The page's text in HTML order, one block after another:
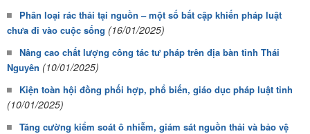
Phân loại rác thải tại nguồn – một số bất cập khiến pháp luật
chưa đi vào cuộc sống (16/01/2025)
Nâng cao chất lượng công tác tư pháp trên địa bàn tỉnh Thái
Nguyên (10/01/2025)
Kiện toàn hội đồng phối hợp, phổ biến, giáo dục pháp luật tỉnh
(10/01/2025)
Tăng cường kiểm soát ô nhiễm, giám sát nguồn thải và bảo vệ